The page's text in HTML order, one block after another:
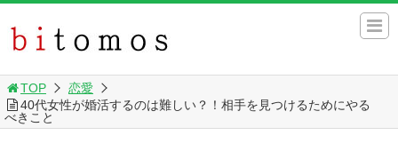
TOP
恋愛
40代女性が婚活するのは難しい？！相手を見つけるためにやる
べきこと